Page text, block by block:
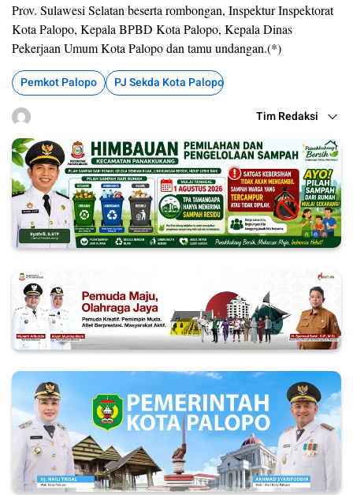
Prov. Sulawesi Selatan beserta rombongan, Inspektur Inspektorat
Kota Palopo, Kepala BPBD Kota Palopo, Kepala Dinas
Pekerjaan Umum Kota Palopo dan tamu undangan.(*)
Pemkot Palopo PJ Sekda Kota Palopo
Tim Redaksi